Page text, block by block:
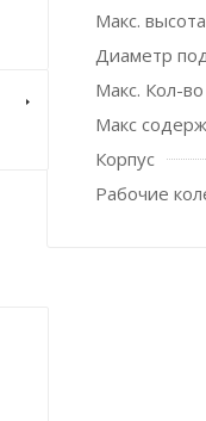
Макс.
Диаметр
Макс. Кол-
Макс
Корпус
Рабочие